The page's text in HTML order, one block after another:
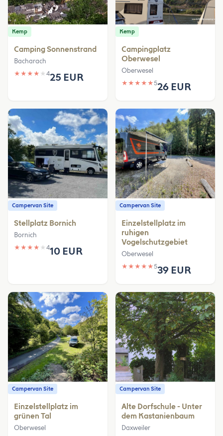
Kemp
Camping Sonnenstrand
Bacharach
★ ★ ★ ★ ★ 425 EUR
Kemp
Campingplatz
Oberwesel
Oberwesel
★ ★ ★ ★ ★526 EUR
Campervan Site
Stellplatz Bornich
Bornich
★ ★ ★ ★ ★ 410 EUR
Campervan Site
Einzelstellplatz im
ruhigen
Vogelschutzgebiet
Oberwesel
★ ★ ★ ★ ★539 EUR
Campervan Site
Einzelstellplatz im
grünen Tal
Oberwesel
Campervan Site
Alte Dorfschule - Unter
dem Kastanienbaum
Daxweiler